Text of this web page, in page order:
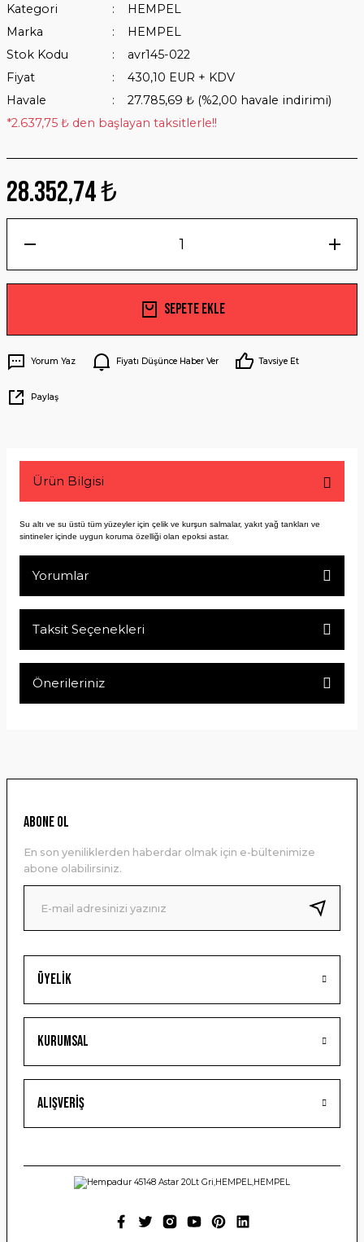
Kategori
HEMPEL
Marka
HEMPEL
Stok Kodu
avr145-022
Fiyat
430,10 EUR + KDV
Havale
27.785,69 ₺ (%2,00 havale indirimi)
*2.637,75 ₺ den başlayan taksitlerle!!
28.352,74 ₺
Sepete Ekle
Yorum Yaz Fiyatı Düşünce Haber Ver Tavsiye Et
Paylaş
Ürün Bilgisi
Su altı ve su üstü tüm yüzeyler için çelik ve kurşun salmalar, yakıt yağ tankları ve
sintineler içinde uygun koruma özelliği olan epoksi astar.
Yorumlar
Taksit Seçenekleri
Önerileriniz
Ürün resmi kalitesiz, bozuk veya görüntülenemiyor.
Ürün bilgilerinde hatalar bulunuyor.
Ürün fiyatı diğer sitelerden daha pahalı.
Bu ürüne benzer farklı alternatifler olmalı.
Gönder
Üyelik
Kurumsal
Alışveriş
ABONE OL
En son yeniliklerden haberdar olmak için e-bültenimize
abone olabilirsiniz.